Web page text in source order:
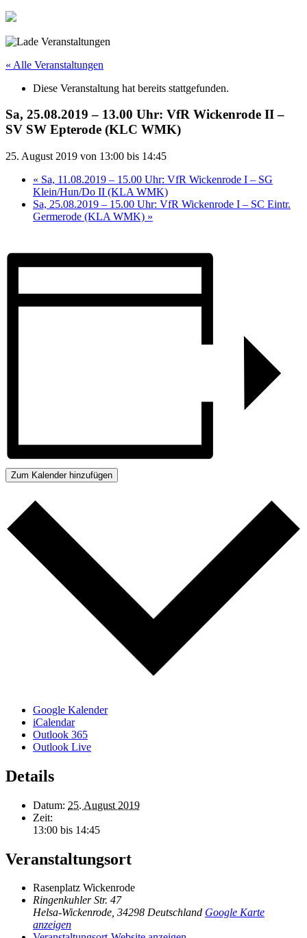
« Alle Veranstaltungen
Diese Veranstaltung hat bereits stattgefunden.
Sa, 25.08.2019 – 13.00 Uhr: VfR Wickenrode II –
SV SW Epterode (KLC WMK)
25. August 2019 von 13:00 bis 14:45
« Sa, 11.08.2019 – 15.00 Uhr: VfR Wickenrode I – SG
Klein/Hun/Do II (KLA WMK)
Sa, 25.08.2019 – 15.00 Uhr: VfR Wickenrode I – SC Eintr.
Germerode (KLA WMK) »
Zum Kalender hinzufügen
Google Kalender
iCalendar
Outlook 365
Outlook Live
Details
Datum: 25. August 2019
Zeit:
13:00 bis 14:45
Veranstaltungsort
Rasenplatz Wickenrode
Ringenkuhler Str. 47
Helsa-Wickenrode, 34298 Deutschland Google Karte
anzeigen